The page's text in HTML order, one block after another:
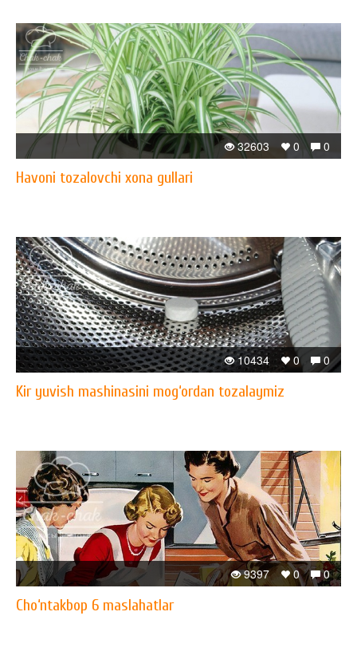
0
0
32603
Havoni tozalovchi xona gullari
0
0
10434
Kir yuvish mashinasini mog‘ordan tozalaymiz
0
0
9397
Cho‘ntakbop 6 maslahatlar